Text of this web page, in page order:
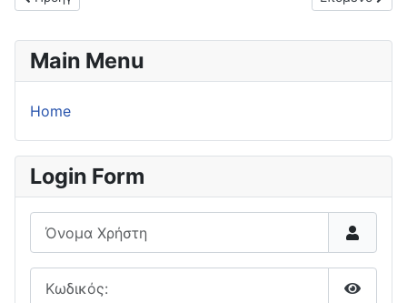
Main Menu
Home
Login Form
Όνομα Χρήστη